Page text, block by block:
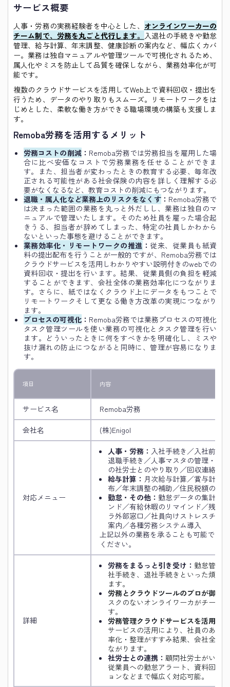
サービス概要
人事・労務の実務経験者を中心とした、 オンラインワーカーの
チーム制で、労務を丸ごと代行します。 入退社の手続きや勤怠
管理、給与計算、年末調整、健康診断の案内など、幅広くカバ
ー。業務は独自マニュアルや管理ツールで可視化されるため、
属人化やミスを防止して品質を確保しながら、業務効率化が可
能です。
複数のクラウドサービスを活用してWeb上で資料回収・提出を
行うため、データのやり取りもスムーズ。リモートワークをは
じめとした、柔軟な働き方ができる職場環境の構築も支援しま
す。
Remoba労務を活用するメリット
労務コストの削減： Remoba労務では労務担当を雇用した場
合に比べ安価なコストで労務業務を任せることができま
す。また、担当者が変わったときの教育する必要、毎年改
正される可能性がある社会保険の内容を詳しく理解する必
要がなくなるなど、教育コストの削減にもつながります。
退職・属人化など業務上のリスクをなくす： Remoba労務で
は決まった範囲の業務を丸っと外だしし、業務は独自のマ
ニュアルで管理いたします。そのため社員を雇った場合起
きうる、担当者が辞めてしまった、特定の社員しかわから
ないといった事態を避けることができます。
業務効率化・リモートワークの推進 ：従来、従業員も紙資
料の提出配布を行うことが一般的ですが、Remoba労務では
クラウドサービスを活用しわかりやすい説明付きのwebでの
資料回収・提出を行います。結果、従業員側の負担を軽減
することができます、会社全体の業務効率化につながりま
す。さらに、紙ではなくクラウド上にデータをもつことで
リモートワークそして更なる働き方改革の実現につながり
ます。
プロセスの可視化： Remoba労務では業務プロセスの可視化
タスク管理ツールを使い業務の可視化とタスク管理を行い
ます。どういったときに何をすべきかを明確化し、ミスや
抜け漏れの防止につながると同時に、管理が容易になりま
す。
項目 内容
サービス名 Remoba労務
会社名 (株)Enigol
対応メニュー
人事・労務： 入社手続き／入社前の
退職手続き／人事マスタの管理・変
の社労士とのやり取り／回収連絡など
給与計算： 月次給与計算／賞与計算
布／年末調整の補助／住民税額の管理
勤怠・その他： 勤怠データの集計／
ンド／有給休暇のリマインド／残業
ラ外部窓口／社員向けストレスチェ
案内／各種労務システム導入
上記以外の業務を承ることも可能です
ください。
詳細
労務をまるっと引き受け： 勤怠管理
社手続き、退社手続きといった煩雑
ます。
労務とクラウドツールのプロが御社
スクのないオンライワーカがチーム
す。
労務管理クラウドサービスを活用し
サービスの活用により、社員のあら
率化・整理がすすみ結果、会社全体
ながります。
社労士との連携： 顧問社労士がいて
従業員への勤怠アラート、資料回収
ョンなどまで幅広く対応可能。